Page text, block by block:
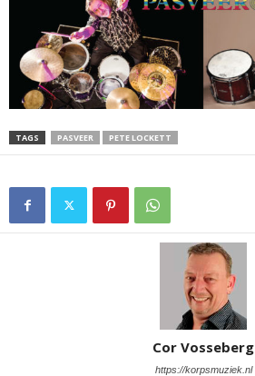
TAGS PASVEER PETE LOCKETT
Cor Vosseberg
https://korpsmuziek.nl